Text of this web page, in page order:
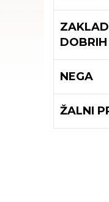
NEGA
ŽALNI